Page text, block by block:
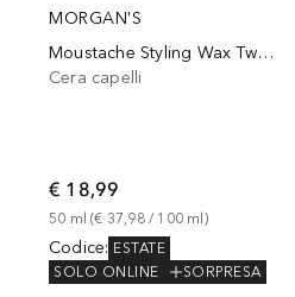
MORGAN'S
Moustache Styling Wax Twist & Twiddle
Cera capelli
€ 18,99
50 ml (€ 37,98 / 100 ml )
Codice: ESTATE
SOLO ONLINE
SORPRESA